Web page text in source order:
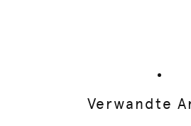
Verwandte